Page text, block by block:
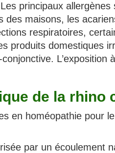
principaux
des maisons, les
respiratoires,
produits domestiques
L’exposition
de la rhino
en homéopathie pour
par un écoulement